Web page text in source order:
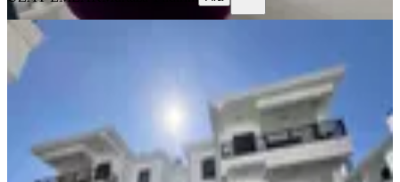
SİTE İÇİ
Geniş Lüx 2+1 Kiralık Daire
Ayvacık, Gökçetepe Mahallesi
2+1
3. Kat·07.08.2026
38.000 ₺